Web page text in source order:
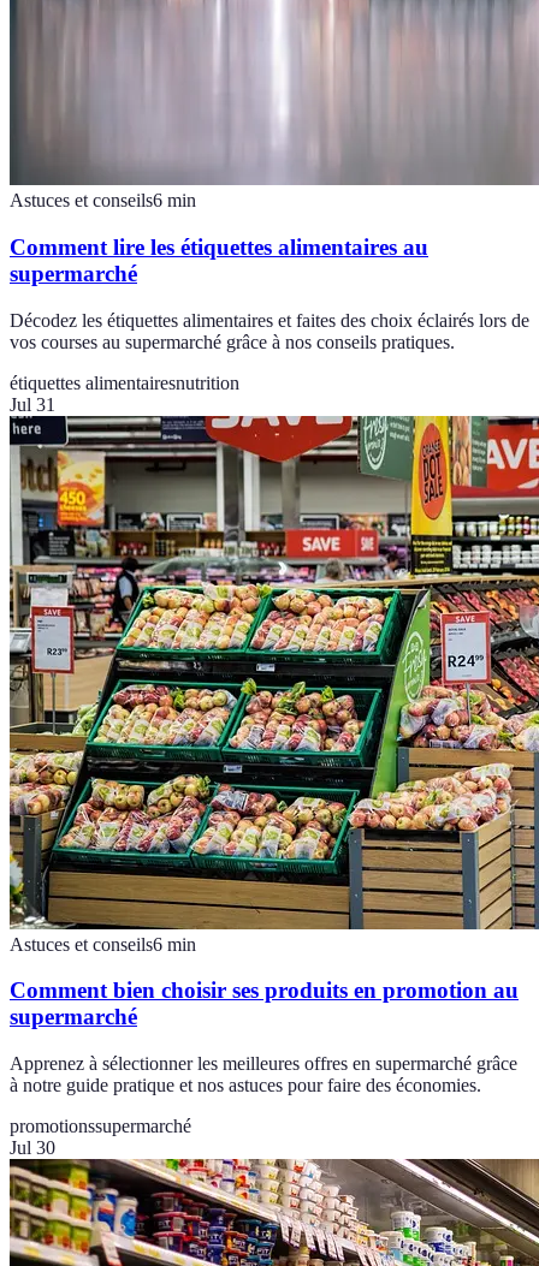
Astuces et conseils6 min
Comment lire les étiquettes alimentaires au
supermarché
Décodez les étiquettes alimentaires et faites des choix éclairés lors de
vos courses au supermarché grâce à nos conseils pratiques.
étiquettes alimentairesnutrition
Jul 31
Astuces et conseils6 min
Comment bien choisir ses produits en promotion au
supermarché
Apprenez à sélectionner les meilleures offres en supermarché grâce
à notre guide pratique et nos astuces pour faire des économies.
promotionssupermarché
Jul 30